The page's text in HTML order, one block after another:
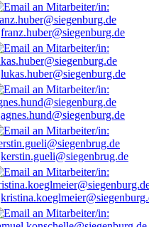
franz.huber@siegenburg.de
lukas.huber@siegenburg.de
agnes.hund@siegenburg.de
kerstin.gueli@siegenbrug.de